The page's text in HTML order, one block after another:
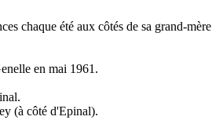
chaque été aux côtés de sa grand-mère
en mai 1961.
(à côté d'Epinal).